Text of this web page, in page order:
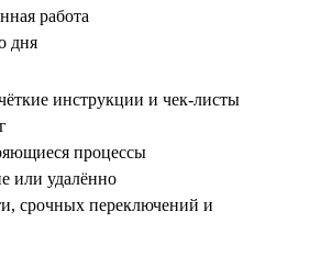
работа
дня
инструкции и чек‑листы
процессы
или удалённо
срочных переключений и